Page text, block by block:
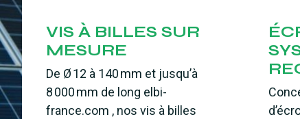
VIS À BILLES SUR
MESURE
De Ø 12 à 140 mm et jusqu’à
8 000 mm de long elbi-
france.com , nos vis à billes